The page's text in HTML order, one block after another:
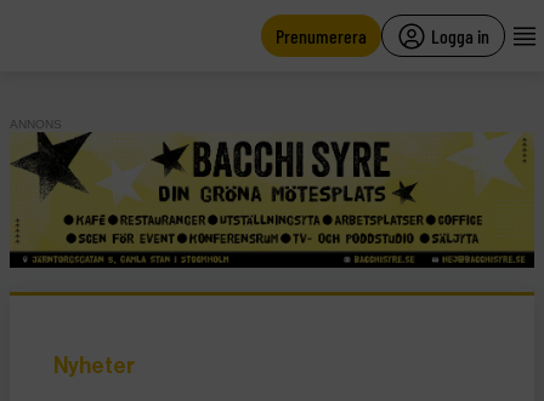
Prenumerera Logga in
ANNONS
Nyheter